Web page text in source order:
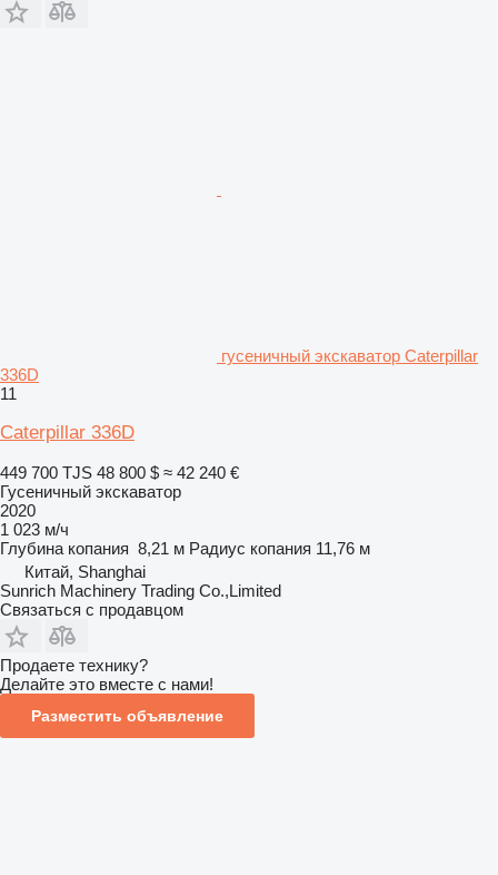
гусеничный экскаватор Caterpillar
336D
11
Caterpillar 336D
449 700 TJS 48 800 $ ≈ 42 240 €
Гусеничный экскаватор
2020
1 023 м/ч
Глубина копания 8,21 м Радиус копания 11,76 м
Китай, Shanghai
Sunrich Machinery Trading Co.,Limited
Связаться с продавцом
Продаете технику?
Делайте это вместе с нами!
Разместить объявление